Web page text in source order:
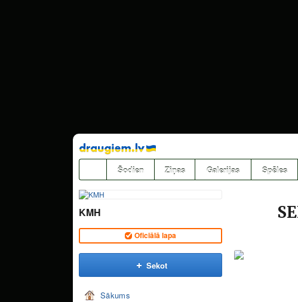
Pāriet
uz
saturu
Šodien Ziņas Galerijas Spēles
KMH
Oficiālā lapa
Sekot
Sākums